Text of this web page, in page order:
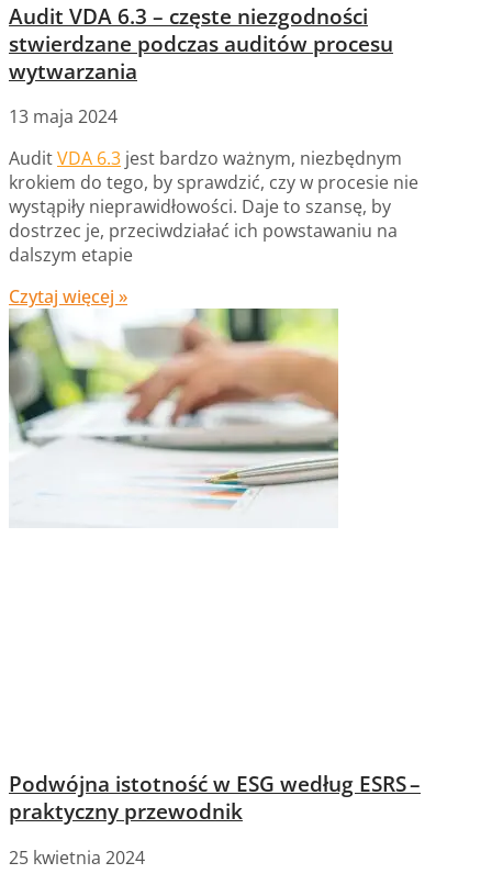
Audit VDA 6.3 – częste niezgodności
stwierdzane podczas auditów procesu
wytwarzania
13 maja 2024
AuditVDA 6.3 jest bardzo ważnym, niezbędnym
krokiem do tego, by sprawdzić, czy w procesie nie
wystąpiły nieprawidłowości. Daje to szansę, by
dostrzec je, przeciwdziałać ich powstawaniu na
dalszym etapie
Czytaj więcej »
Podwójna istotność w ESG według ESRS –
praktyczny przewodnik
25 kwietnia 2024